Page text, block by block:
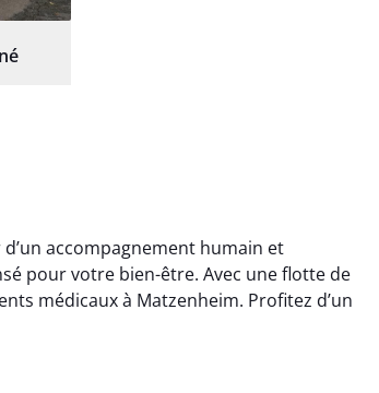
accompagnement humain et
pour votre bien-être. Avec une flotte de
médicaux à Matzenheim. Profitez d’un